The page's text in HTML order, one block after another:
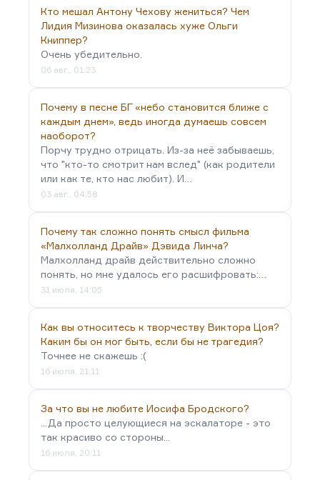
Кто мешал Антону Чехову жениться? Чем
Лидия Мизинова оказалась хуже Ольги
Книппер?
Очень убедительно.
06 авг., 01:23
Почему в песне БГ «небо становится ближе с
каждым днем», ведь иногда думаешь совсем
наоборот?
Порчу трудно отрицать. Из-за неё забываешь,
что "кто-то смотрит нам вслед" (как родители
или как те, кто нас любит). И…
03 авг., 04:58
Почему так сложно понять смысл фильма
«Малхолланд Драйв» Дэвида Линча?
Малхолланд драйв действительно сложно
понять, но мне удалось его расшифровать:…
31 июля, 14:05
Как вы относитесь к творчеству Виктора Цоя?
Каким бы он мог быть, если бы не трагедия?
Точнее не скажешь :(
16 июля, 21:11
За что вы не любите Иосифа Бродского?
...Да просто целующиеся на эскалаторе - это
так красиво со стороны...
16 июля, 20:11